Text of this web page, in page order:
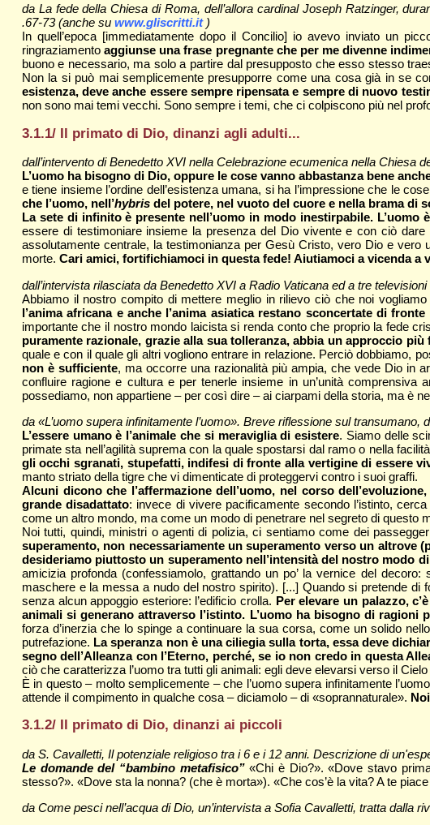
da La fede della Chiesa di Roma, dell’allora cardinal Joseph Ratzinger,
.67-73 (anche su www.gliscritti.it)
In quell’epoca [immediatamente dopo il Concilio] io avevo inviato un
ringraziamentoaggiunse una frase pregnante che per me divenne
buono e necessario, ma solo a partire dal presupposto che esso stesso
Non la si può mai semplicemente presupporre come una cosa già in se
esistenza, deve anche essere sempre ripensata e sempre di nuovo
non sono mai temi vecchi. Sono sempre i temi, che ci colpiscono più nel
3.1.1/ Il primato di Dio, dinanzi agli adulti...
dall’intervento di Benedetto XVI nella Celebrazione ecumenica nella Chiesa
L’uomo ha bisogno di Dio, oppure le cose vanno abbastanza bene
e tiene insieme l’ordine dell’esistenza umana, si ha l’impressione che le
che l’uomo, nell’hybrisdel potere, nel vuoto del cuore e nella brama di
La sete di infinito è presente nell’uomo in modo inestirpabile.
essere di testimoniare insieme la presenza del Dio vivente e con ciò
assolutamente centrale, la testimonianza per Gesù Cristo, vero Dio e
morte. Cari amici, fortifichiamoci in questa fede! Aiutiamoci a vicenda a
dall’intervista rilasciata da Benedetto XVI a Radio Vaticana ed a tre
Abbiamo il nostro compito di mettere meglio in rilievo ciò che noi
l’anima africana e anche l’anima asiatica restano sconcertate di
importante che il nostro mondo laicista si renda conto che proprio la fede
puramente razionale, grazie alla sua tolleranza, abbia un approccio
quale e con il quale gli altri vogliono entrare in relazione. Perciò dobbiamo,
non è sufficiente, ma occorre una razionalità più ampia, che vede Dio in
confluire ragione e cultura e per tenerle insieme in un’unità
possediamo, non appartiene – per così dire – ai ciarpami della storia, ma è
da «L’uomo supera infinitamente l’uomo». Breve riflessione sul transumano,
L’essere umano è l’animale che si meraviglia di esistere. Siamo delle
primate sta nell’agilità suprema con la quale spostarsi dal ramo o nella
gli occhi sgranati, stupefatti, indifesi di fronte alla vertigine di essere
manto striato della tigre che vi dimenticate di proteggervi contro i suoi graffi.
Alcuni dicono che l’affermazione dell’uomo, nel corso
grande disadattato: invece di vivere pacificamente secondo l’istinto,
come un altro mondo, ma come un modo di penetrare nel segreto di questo
Noi tutti, quindi, ministri o agenti di polizia, ci sentiamo come dei
superamento, non necessariamente un superamento verso un
desideriamo piuttosto un superamento nell’intensità del nostro modo
amicizia profonda (confessiamolo, grattando un po’ la vernice del
maschere e la messa a nudo del nostro spirito). [...] Quando si pretende di
senza alcun appoggio esteriore: l’edificio crolla. Per elevare un palazzo,
animali si generano attraverso l’istinto. L’uomo ha bisogno di ragioni
forza d’inerzia che lo spinge a continuare la sua corsa, come un solido
putrefazione. La speranza non è una ciliegia sulla torta, essa deve
segno dell’Alleanza con l’Eterno, perché, se io non credo in questa
ciò che caratterizza l’uomo tra tutti gli animali: egli deve elevarsi verso il
È in questo – molto semplicemente – che l’uomo supera infinitamente
attende il compimento in qualche cosa – diciamolo – di «soprannaturale».
3.1.2/ Il primato di Dio, dinanzi ai piccoli
da S. Cavalletti, Il potenziale religioso tra i 6 e i 12 anni. Descrizione di
Le domande del “bambino metafisico”«Chi è Dio?». «Dove stavo
stesso?». «Dove sta la nonna? (che è morta»). «Che cos’è la vita? A te
da Come pesci nell’acqua di Dio, un’intervista a Sofia Cavalletti, tratta dalla